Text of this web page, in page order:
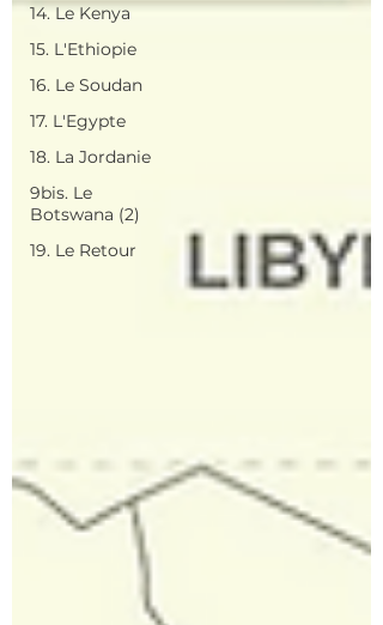
14. Le Kenya
15. L'Ethiopie
16. Le Soudan
17. L'Egypte
18. La Jordanie
9bis. Le
Botswana (2)
19. Le Retour